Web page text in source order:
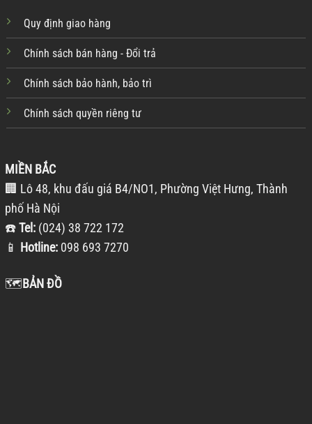
Quy định giao hàng
Chính sách bán hàng - Đổi trả
Chính sách bảo hành, bảo trì
Chính sách quyền riêng tư
MIỀN BẮC
🏢 Lô 48, khu đấu giá B4/NO1, Phường Việt Hưng, Thành
phố Hà Nội
☎️Tel: (024) 38 722 172
📱 Hotline: 098 693 7270
🗺️BẢN ĐỒ